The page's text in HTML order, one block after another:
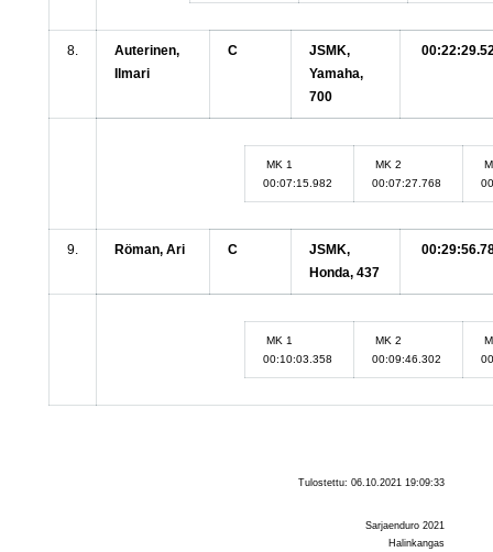
8.
Auterinen,
Ilmari
C
JSMK,
Yamaha,
700
MK 1
00:07:15.982
MK 2
00:07:27.768
9. Röman, Ari C
JSMK,
Honda, 437
MK 1
00:10:03.358
MK 2
00:09:46.302
Tulostettu: 06.10.2021 19:09:33
Sarjaenduro 2021
Halinkangas